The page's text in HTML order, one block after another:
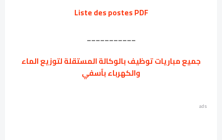
Liste des postes PDF
___________
جميع مباريات توظيف بالوكالة المستقلة لتوزيع الماء
والكهرباء بآسفي
ads